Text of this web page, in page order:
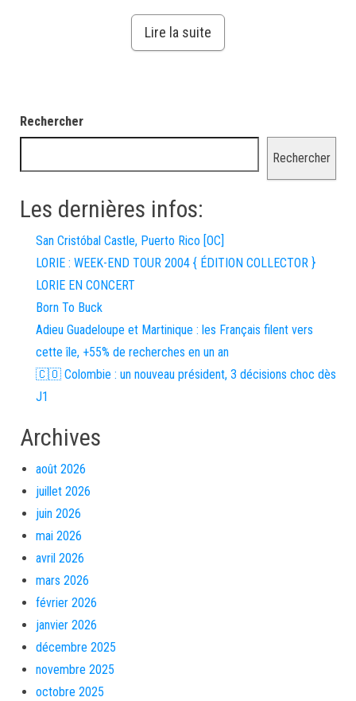
Lire la suite
Rechercher
Rechercher
Les dernières infos:
San Cristóbal Castle, Puerto Rico [OC]
LORIE : WEEK-END TOUR 2004 { ÉDITION COLLECTOR }
LORIE EN CONCERT
Born To Buck
Adieu Guadeloupe et Martinique : les Français filent vers
cette île, +55% de recherches en un an
🇨🇴 Colombie : un nouveau président, 3 décisions choc dès
J1
Archives
août 2026
juillet 2026
juin 2026
mai 2026
avril 2026
mars 2026
février 2026
janvier 2026
décembre 2025
novembre 2025
octobre 2025